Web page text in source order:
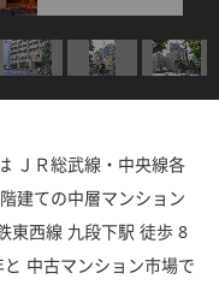
ＪＲ総武線・中央線各
建ての中層マンション
東西線 九段下駅 徒歩 8
中古マンション市場で